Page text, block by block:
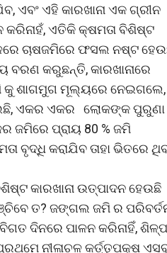
ଏହି କାରଖାନା ଏକ ଗ୍ରୀନ
ଏତିକି କ୍ଷମତା ବିଶିଷ୍ଟ
ଚାଷଜମିରେ ଫସଲ ନଷ୍ଟ
ବରଣ କରୁଛନ୍ତି, କାରଖାନାରେ
କୁ ଶାଗମୁଗ ମୂଲ୍ୟରେ ନେଇଗଲେ,
ଏକର ଏକର ଲୋକଙ୍କ ପୁରୁଣା
ଜମିରେ ପ୍ରାୟ 80 % ଜମି
ବୃଦ୍ଧି କରାଯିବ ତାହା ଭିତରେ
କାରଖାନା ଉତ୍ପାଦନ ହେଉଛି
ତ? ଜଙ୍ଗଲ ଜମି ର
ଦିନରେ ପାଳନ କରିନାହିଁ, ଶିଳ୍ପ
ନୀଳାଚଳ କର୍ତ୍ତୃପକ୍ଷ